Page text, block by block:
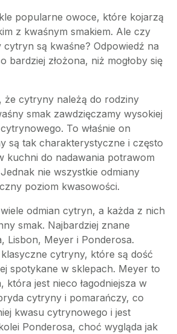
popularne owoce, które kojarzą
z kwaśnym smakiem. Ale czy
cytryn są kwaśne? Odpowiedź na
bardziej złożona, niż mogłoby się
że cytryny należą do rodziny
smak zawdzięczamy wysokiej
To właśnie on
są tak charakterystyczne i często
kuchni do nadawania potrawom
nie wszystkie odmiany
poziom kwasowości.
odmian cytryn, a każda z nich
smak. Najbardziej znane
Lisbon, Meyer i Ponderosa.
cytryny, które są dość
spotykane w sklepach. Meyer to
która jest nieco łagodniejsza w
cytryny i pomarańczy, co
kwasu cytrynowego i jest
Ponderosa, choć wygląda jak